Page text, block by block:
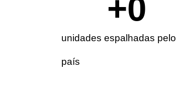
unidades espalhadas pelo
país
+0